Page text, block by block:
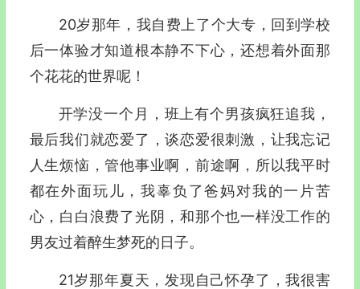
20岁那年，我自费上了个大专，回到学校
后一体验才知道根本静不下心，还想着外面那
个花花的世界呢！
开学没一个月，班上有个男孩疯狂追我，
最后我们就恋爱了，谈恋爱很刺激，让我忘记
人生烦恼，管他事业啊，前途啊，所以我平时
都在外面玩儿，我辜负了爸妈对我的一片苦
心，白白浪费了光阴，和那个也一样没工作的
男友过着醉生梦死的日子。
21岁那年夏天，发现自己怀孕了，我很害